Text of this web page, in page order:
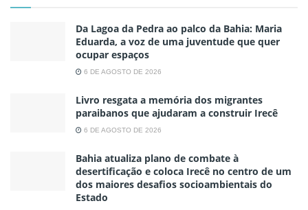
Da Lagoa da Pedra ao palco da Bahia: Maria
Eduarda, a voz de uma juventude que quer
ocupar espaços
6 DE AGOSTO DE 2026
Livro resgata a memória dos migrantes
paraibanos que ajudaram a construir Irecê
6 DE AGOSTO DE 2026
Bahia atualiza plano de combate à
desertificação e coloca Irecê no centro de um
dos maiores desafios socioambientais do
Estado